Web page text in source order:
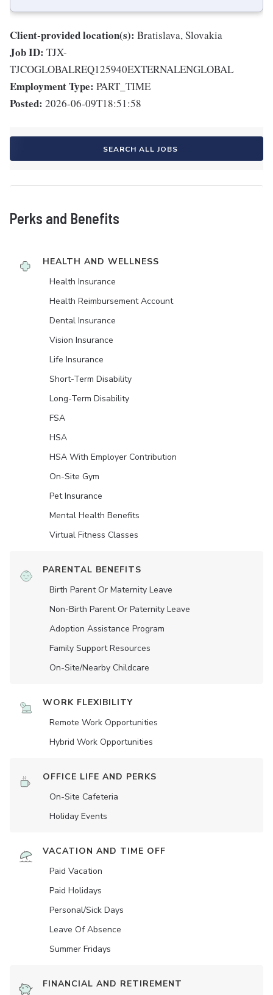
Client-provided location(s): Bratislava, Slovakia
Job ID: TJX-
TJCOGLOBALREQ125940EXTERNALENGLOBAL
Employment Type: PART_TIME
Posted: 2026-06-09T18:51:58
SEARCH ALL JOBS
Perks and Benefits
HEALTH AND WELLNESS
Health Insurance
Health Reimbursement Account
Dental Insurance
Vision Insurance
Life Insurance
Short-Term Disability
Long-Term Disability
FSA
HSA
HSA With Employer Contribution
On-Site Gym
Pet Insurance
Mental Health Benefits
Virtual Fitness Classes
PARENTAL BENEFITS
Birth Parent Or Maternity Leave
Non-Birth Parent Or Paternity Leave
Adoption Assistance Program
Family Support Resources
On-Site/Nearby Childcare
WORK FLEXIBILITY
Remote Work Opportunities
Hybrid Work Opportunities
OFFICE LIFE AND PERKS
On-Site Cafeteria
Holiday Events
VACATION AND TIME OFF
Paid Vacation
Paid Holidays
Personal/Sick Days
Leave Of Absence
Summer Fridays
FINANCIAL AND RETIREMENT